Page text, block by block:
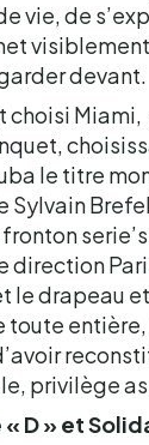
vie, de
devant.
choisi
le titre
Sylvain
serie’s
le drapeau
privilège
« D » et